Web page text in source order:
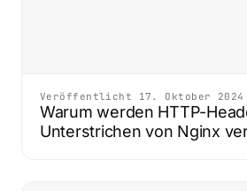
Veröffentlicht 17. Oktober 2024
Warum werden HTTP-
Unterstrichen von Nginx